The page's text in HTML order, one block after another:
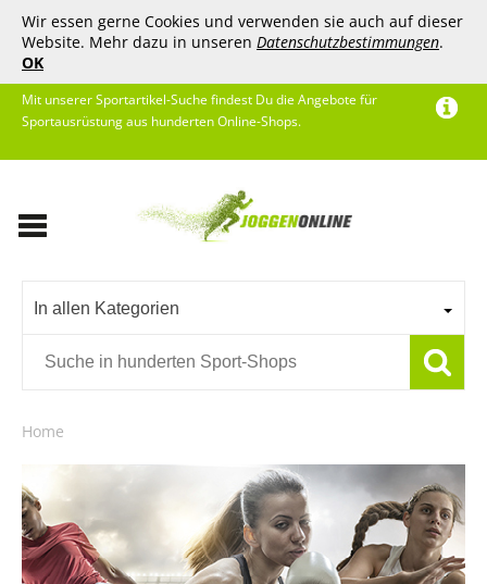
Wir essen gerne Cookies und verwenden sie auch auf dieser
Website. Mehr dazu in unseren Datenschutzbestimmungen.
OK
Mit unserer Sportartikel-Suche findest Du die Angebote für
Sportausrüstung aus hunderten Online-Shops.
In allen Kategorien
Home